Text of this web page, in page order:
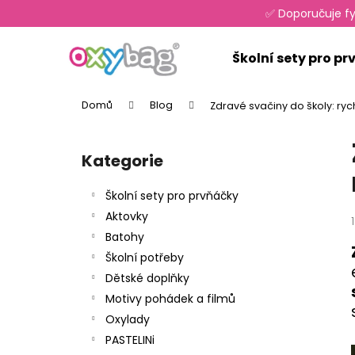
✅ Doporučuje
Školní sety pro
Domů Blog Zdravé svačiny do školy:
Přeskočit
kategorie
Kategorie
Školní sety pro prvňáčky
Aktovky
Batohy
Školní potřeby
Dětské doplňky
Motivy pohádek a filmů
Oxylady
PASTELINi
o